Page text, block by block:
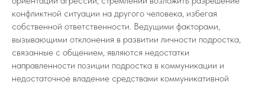
конфликтной ситуации на другого человека, избегая
собственной ответственности. Ведущими факторами,
вызывающими отклонения в развитии личности подростка,
связанные с общением, являются недостатки
направленности позиции подростка в коммуникации и
недостаточное владение средствами коммуникативной